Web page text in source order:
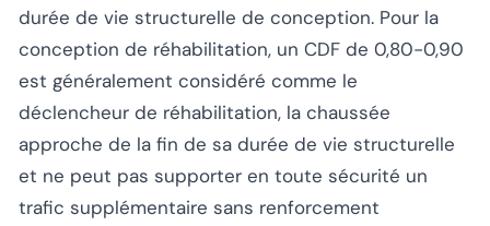
durée de vie structurelle de conception. Pour la
conception de réhabilitation, un CDF de 0,80-0,90
est généralement considéré comme le
déclencheur de réhabilitation, la chaussée
approche de la fin de sa durée de vie structurelle
et ne peut pas supporter en toute sécurité un
trafic supplémentaire sans renforcement